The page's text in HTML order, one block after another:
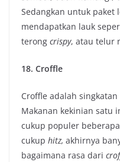
Sedangkan untuk paket
mendapatkan lauk
terong crispy, atau telur
18. Croffle
Croffle adalah
Makanan kekinian satu
cukup populer
cukup hitz, akhirnya
bagaimana rasa dari